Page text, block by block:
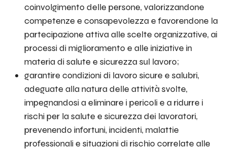
coinvolgimento delle persone, valorizzandone
competenze e consapevolezza e favorendone la
partecipazione attiva alle scelte organizzative, ai
processi di miglioramento e alle iniziative in
materia di salute e sicurezza sul lavoro;
garantire condizioni di lavoro sicure e salubri,
adeguate alla natura delle attività svolte,
impegnandosi a eliminare i pericoli e a ridurre i
rischi per la salute e sicurezza dei lavoratori,
prevenendo infortuni, incidenti, malattie
professionali e situazioni di rischio correlate alle